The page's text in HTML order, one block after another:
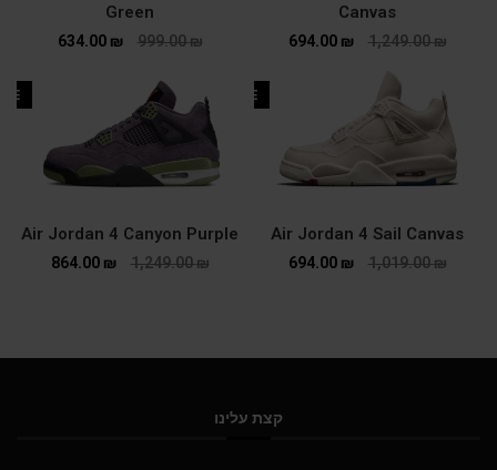
Canvas
1,249.00₪
694.00 ₪
Green
999.00₪
634.00 ₪
SALE
Air Jordan 4 Sail Canvas
1,019.00₪
694.00 ₪
Air Jordan 4 Canyon Purple
1,249.00₪
864.00 ₪
קצת עלינו